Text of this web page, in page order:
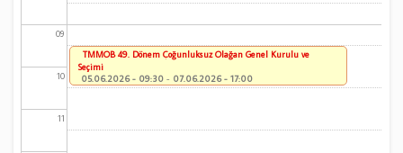
09
10
11
TMMOB 49. Dönem Çoğunluksuz Olağan Genel Kurulu ve
Seçimi
05.06.2026 - 09:30 - 07.06.2026 - 17:00